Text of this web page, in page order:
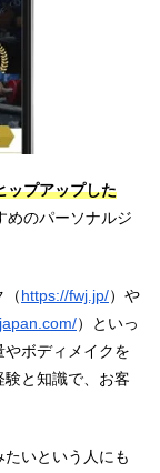
ップアップした
めのパーソナルジ
（https://fwj.jp/）や
）といっ
ボディメイクを
と知識で、お客
いという人にも